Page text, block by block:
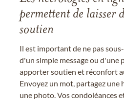
permettent de laisser
soutien
Il est important de ne pas
d'un simple message ou d'une
apporter soutien et réconfort
Envoyez un mot, partagez une
une photo. Vos condoléances